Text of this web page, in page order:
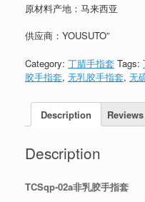
原材料产地：马来西亚
供应商：YOUSUTO”
Category: 丁腈手指套 Tags:
胶手指套, 无乳胶手指套, 无
Description
Description
TCSqp-02a非乳胶手指套